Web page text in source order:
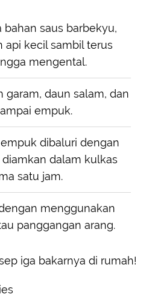
bahan saus barbekyu,
api kecil sambil terus
mengental.
garam, daun salam, dan
empuk.
dibaluri dengan
dalam kulkas
satu jam.
menggunakan
panggangan arang.
iga bakarnya di rumah!